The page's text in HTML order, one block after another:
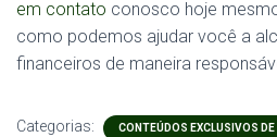
em contato conosco hoje
como podemos ajudar você a
financeiros de maneira
Categorias: CONTEÚDOS EXCLUSIVOS